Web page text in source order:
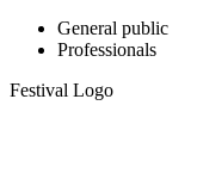
General public
Professionals
Festival Logo